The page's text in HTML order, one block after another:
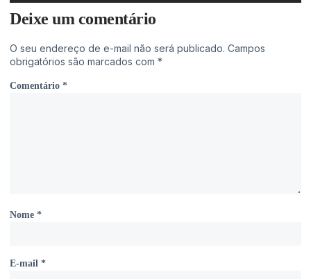
Deixe um comentário
O seu endereço de e-mail não será publicado. Campos
obrigatórios são marcados com *
Comentário *
Nome *
E-mail *